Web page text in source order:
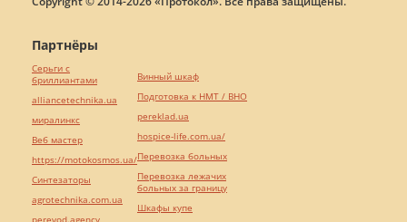
Партнёры
Серьги с
бриллиантами
alliancetechnika.ua
миралинкс
Веб мастер
https://motokosmos.ua/
Синтезаторы
agrotechnika.com.ua
perevod.agency
Винный шкаф
Подготовка к НМТ / ВНО
pereklad.ua
hospice-life.com.ua/
Перевозка больных
Перевозка лежачих
больных за границу
Шкафы купе